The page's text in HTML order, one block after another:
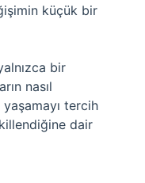
küçük bir
bir
nasıl
yaşamayı tercih
dair